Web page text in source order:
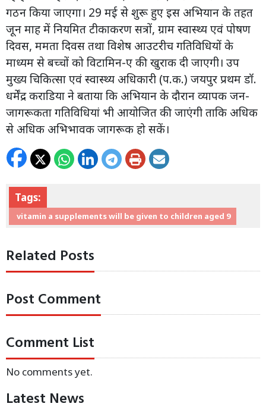
गठन किया जाएगा। 29 मई से शुरू हुए इस अभियान के तहत
जून माह में नियमित टीकाकरण सत्रों, ग्राम स्वास्थ्य एवं पोषण
दिवस, ममता दिवस तथा विशेष आउटरीच गतिविधियों के
माध्यम से बच्चों को विटामिन-ए की खुराक दी जाएगी। उप
मुख्य चिकित्सा एवं स्वास्थ्य अधिकारी (प.क.) जयपुर प्रथम डॉ.
धर्मेंद्र कराडिया ने बताया कि अभियान के दौरान व्यापक जन-
जागरूकता गतिविधियां भी आयोजित की जाएंगी ताकि अधिक
से अधिक अभिभावक जागरूक हो सकें।
Tags:
vitamin a supplements will be given to children aged 9
Related Posts
Post Comment
Comment List
No comments yet.
Latest News